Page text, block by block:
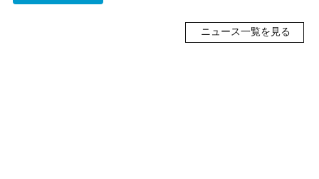
ニュース一覧を見る